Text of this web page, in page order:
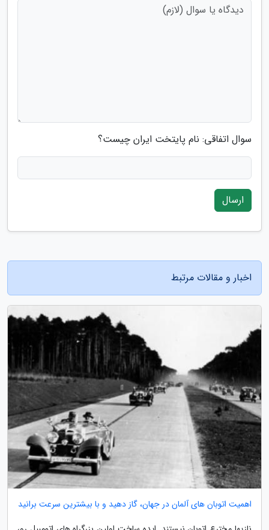
سوال اتفاقی: نام پایتخت ایران چیست؟
ارسال
اخبار و مقالات مرتبط
اهمیت اتوبان های آلمان در جهان، گاز دهید و با بیشترین سرعت برانید